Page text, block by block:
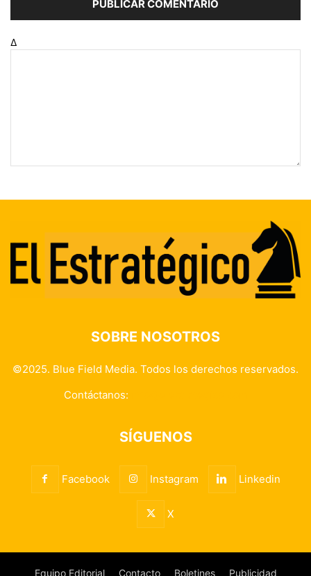
Δ
SOBRE NOSOTROS
©2025. Blue Field Media. Todos los derechos reservados.
Contáctanos:
SÍGUENOS
Facebook Instagram Linkedin
X
Equipo Editorial Contacto Boletines Publicidad